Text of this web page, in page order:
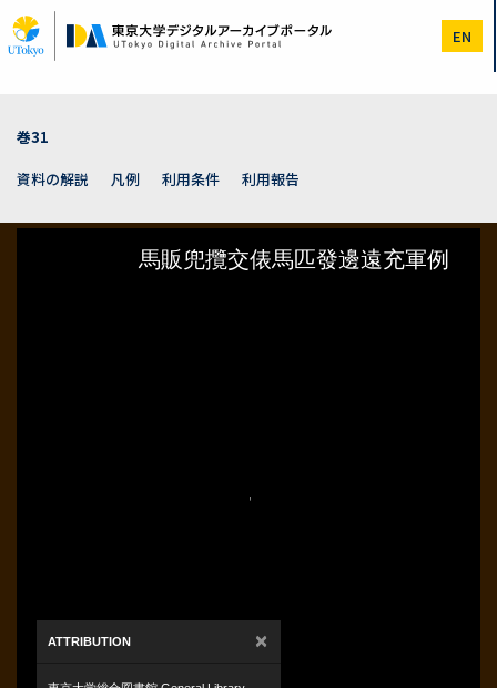
イ
ン
EN
巻31
資料の解説
凡例 利用条件 利用報告